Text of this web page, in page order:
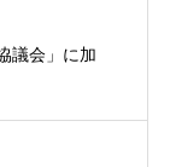
議会」に加